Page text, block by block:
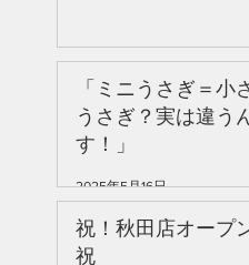
「ミニうさぎ＝小
うさぎ？実は違う
す！」
2025年5月16日
祝！秋田店オープ
祝